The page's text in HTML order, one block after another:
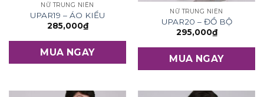
NỮ TRUNG NIÊN
UPAR19 – ÁO KIỂU
285,000₫
MUA NGAY
NỮ TRUNG NIÊN
UPAR20 – ĐỒ BỘ
295,000₫
MUA NGAY